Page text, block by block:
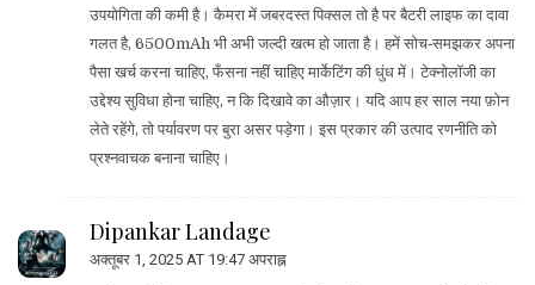
उपयोगिता की कमी है। कैमरा में जबरदस्त पिक्सल तो है पर बैटरी लाइफ का दावा
गलत है, 6500mAh भी अभी जल्दी खत्म हो जाता है। हमें सोच‑समझकर अपना
पैसा खर्च करना चाहिए, फँसना नहीं चाहिए मार्केटिंग की धुंध में। टेक्नोलॉजी का
उद्देश्य सुविधा होना चाहिए, न कि दिखावे का औज़ार। यदि आप हर साल नया फ़ोन
लेते रहेंगे, तो पर्यावरण पर बुरा असर पड़ेगा। इस प्रकार की उत्पाद रणनीति को
प्रश्नवाचक बनाना चाहिए।
Dipankar Landage
अक्तूबर 1, 2025 AT 19:47 अपराह्न